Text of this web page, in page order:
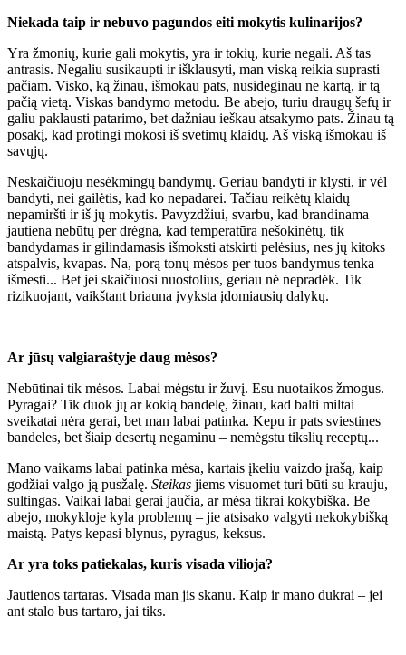
Niekada taip ir nebuvo pagundos eiti mokytis kulinarijos?
Yra žmonių, kurie gali mokytis, yra ir tokių, kurie negali. Aš tas
antrasis. Negaliu susikaupti ir išklausyti, man viską reikia suprasti
pačiam. Visko, ką žinau, išmokau pats, nusideginau ne kartą, ir tą
pačią vietą. Viskas bandymo metodu. Be abejo, turiu draugų šefų ir
galiu paklausti patarimo, bet dažniau ieškau atsakymo pats. Žinau tą
posakį, kad protingi mokosi iš svetimų klaidų. Aš viską išmokau iš
savųjų.
Neskaičiuoju nesėkmingų bandymų. Geriau bandyti ir klysti, ir vėl
bandyti, nei gailėtis, kad ko nepadarei. Tačiau reikėtų klaidų
nepamiršti ir iš jų mokytis. Pavyzdžiui, svarbu, kad brandinama
jautiena nebūtų per drėgna, kad temperatūra nešokinėtų, tik
bandydamas ir gilindamasis išmoksti atskirti pelėsius, nes jų kitoks
atspalvis, kvapas. Na, porą tonų mėsos per tuos bandymus tenka
išmesti... Bet jei skaičiuosi nuostolius, geriau nė nepradėk. Tik
rizikuojant, vaikštant briauna įvyksta įdomiausių dalykų.
Ar jūsų valgiaraštyje daug mėsos?
Nebūtinai tik mėsos. Labai mėgstu ir žuvį. Esu nuotaikos žmogus.
Pyragai? Tik duok jų ar kokią bandelę, žinau, kad balti miltai
sveikatai nėra gerai, bet man labai patinka. Kepu ir pats sviestines
bandeles, bet šiaip desertų negaminu – nemėgstu tikslių receptų...
Mano vaikams labai patinka mėsa, kartais įkeliu vaizdo įrašą, kaip
godžiai valgo ją pusžalę. Steikas jiems visuomet turi būti su krauju,
sultingas. Vaikai labai gerai jaučia, ar mėsa tikrai kokybiška. Be
abejo, mokykloje kyla problemų – jie atsisako valgyti nekokybišką
maistą. Patys kepasi blynus, pyragus, keksus.
Ar yra toks patiekalas, kuris visada vilioja?
Jautienos tartaras. Visada man jis skanu. Kaip ir mano dukrai – jei
ant stalo bus tartaro, jai tiks.